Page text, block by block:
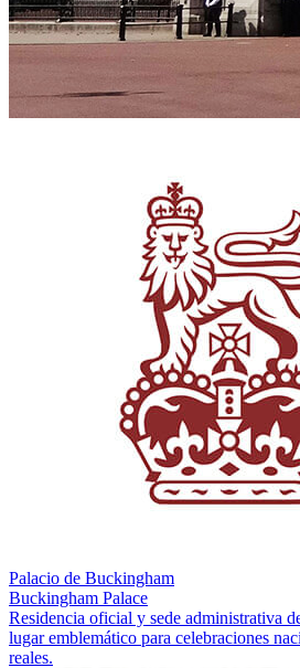
Palacio de Buckingham
Buckingham Palace
Residencia oficial y sede administrativa
lugar emblemático para celebraciones
reales.